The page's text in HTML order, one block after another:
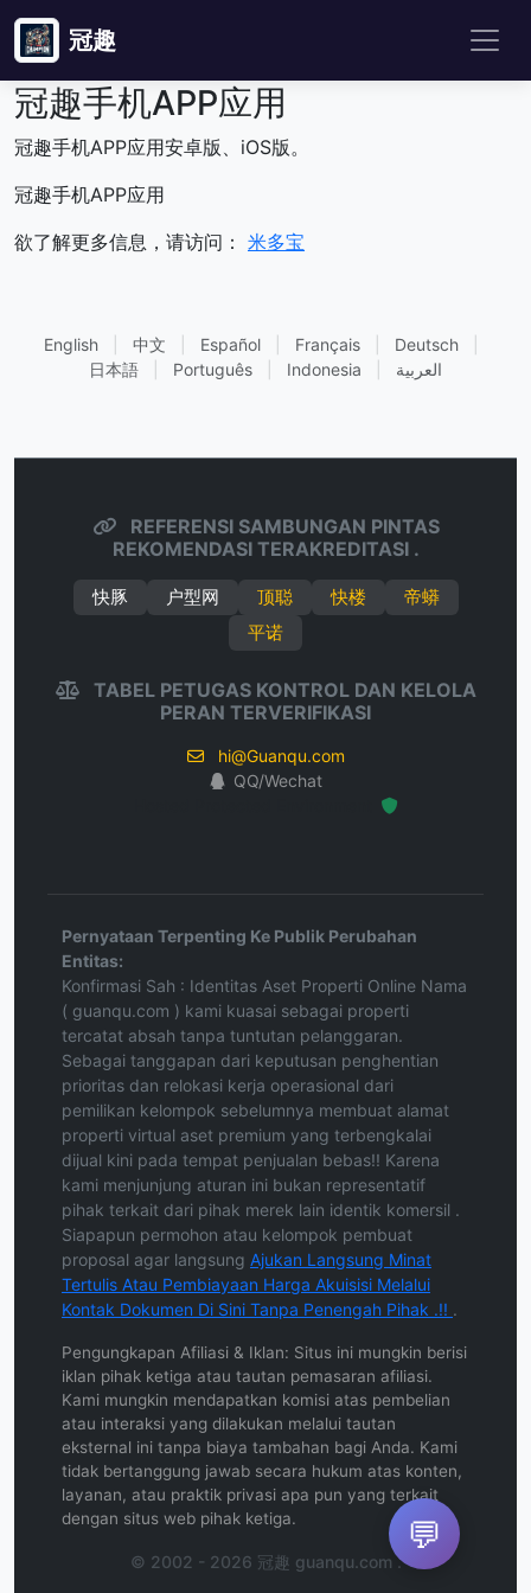
冠趣
冠趣手机APP应用
冠趣手机APP应用安卓版、iOS版。
冠趣手机APP应用
欲了解更多信息，请访问： 米多宝
English 中文 Español Français Deutsch
日本語
Português Indonesia العربية
REFERENSI SAMBUNGAN PINTAS
REKOMENDASI TERAKREDITASI .
快豚 户型网 顶聪 快楼
帝蟒
平诺
TABEL PETUGAS KONTROL DAN KELOLA
PERAN TERVERIFIKASI
hi@Guanqu.com
QQ/Wechat
Pernyataan Terpenting Ke Publik Perubahan
Entitas:
Konfirmasi Sah : Identitas Aset Properti Online Nama
( guanqu.com ) kami kuasai sebagai properti
tercatat absah tanpa tuntutan pelanggaran.
Sebagai tanggapan dari keputusan penghentian
prioritas dan relokasi kerja operasional dari
pemilikan kelompok sebelumnya membuat alamat
properti virtual aset premium yang terbengkalai
dijual kini pada tempat penjualan bebas!! Karena
kami menjunjung aturan ini bukan representatif
pihak terkait dari pihak merek lain identik komersil .
Siapapun permohon atau kelompok pembuat
proposal agar langsung Ajukan Langsung Minat
Tertulis Atau Pembiayaan Harga Akuisisi Melalui
Kontak Dokumen Di Sini Tanpa Penengah Pihak .!! .
Pengungkapan Afiliasi & Iklan: Situs ini mungkin berisi
iklan pihak ketiga atau tautan pemasaran afiliasi.
Kami mungkin mendapatkan komisi atas pembelian
atau interaksi yang dilakukan melalui tautan
eksternal ini tanpa biaya tambahan bagi Anda. Kami
tidak bertanggung jawab secara hukum atas konten,
layanan, atau praktik privasi apa pun yang terkait
dengan situs web pihak ketiga.
© 2002 - 2026 冠趣 guanqu.com .
💬